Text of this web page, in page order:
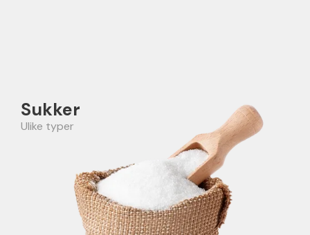
Sukker
Ulike typer